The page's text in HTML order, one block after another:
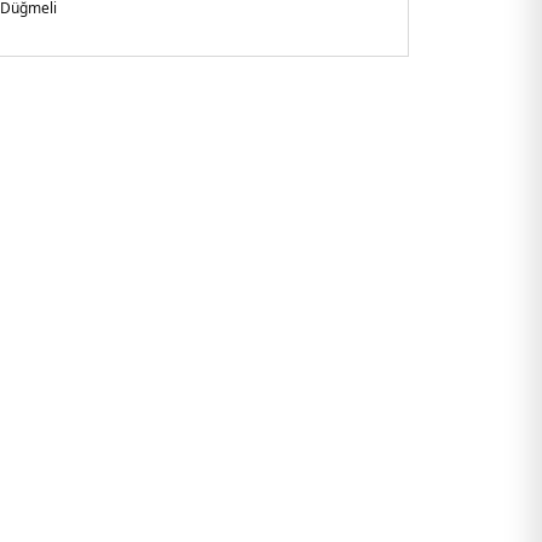
Düğmeli
Cepli